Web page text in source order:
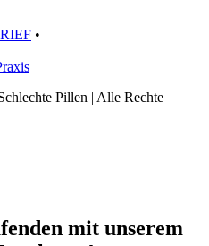
•
Pillen | Alle Rechte
mit unserem